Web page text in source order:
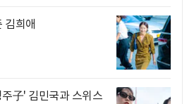
김희애
子' 김민국과 스위스